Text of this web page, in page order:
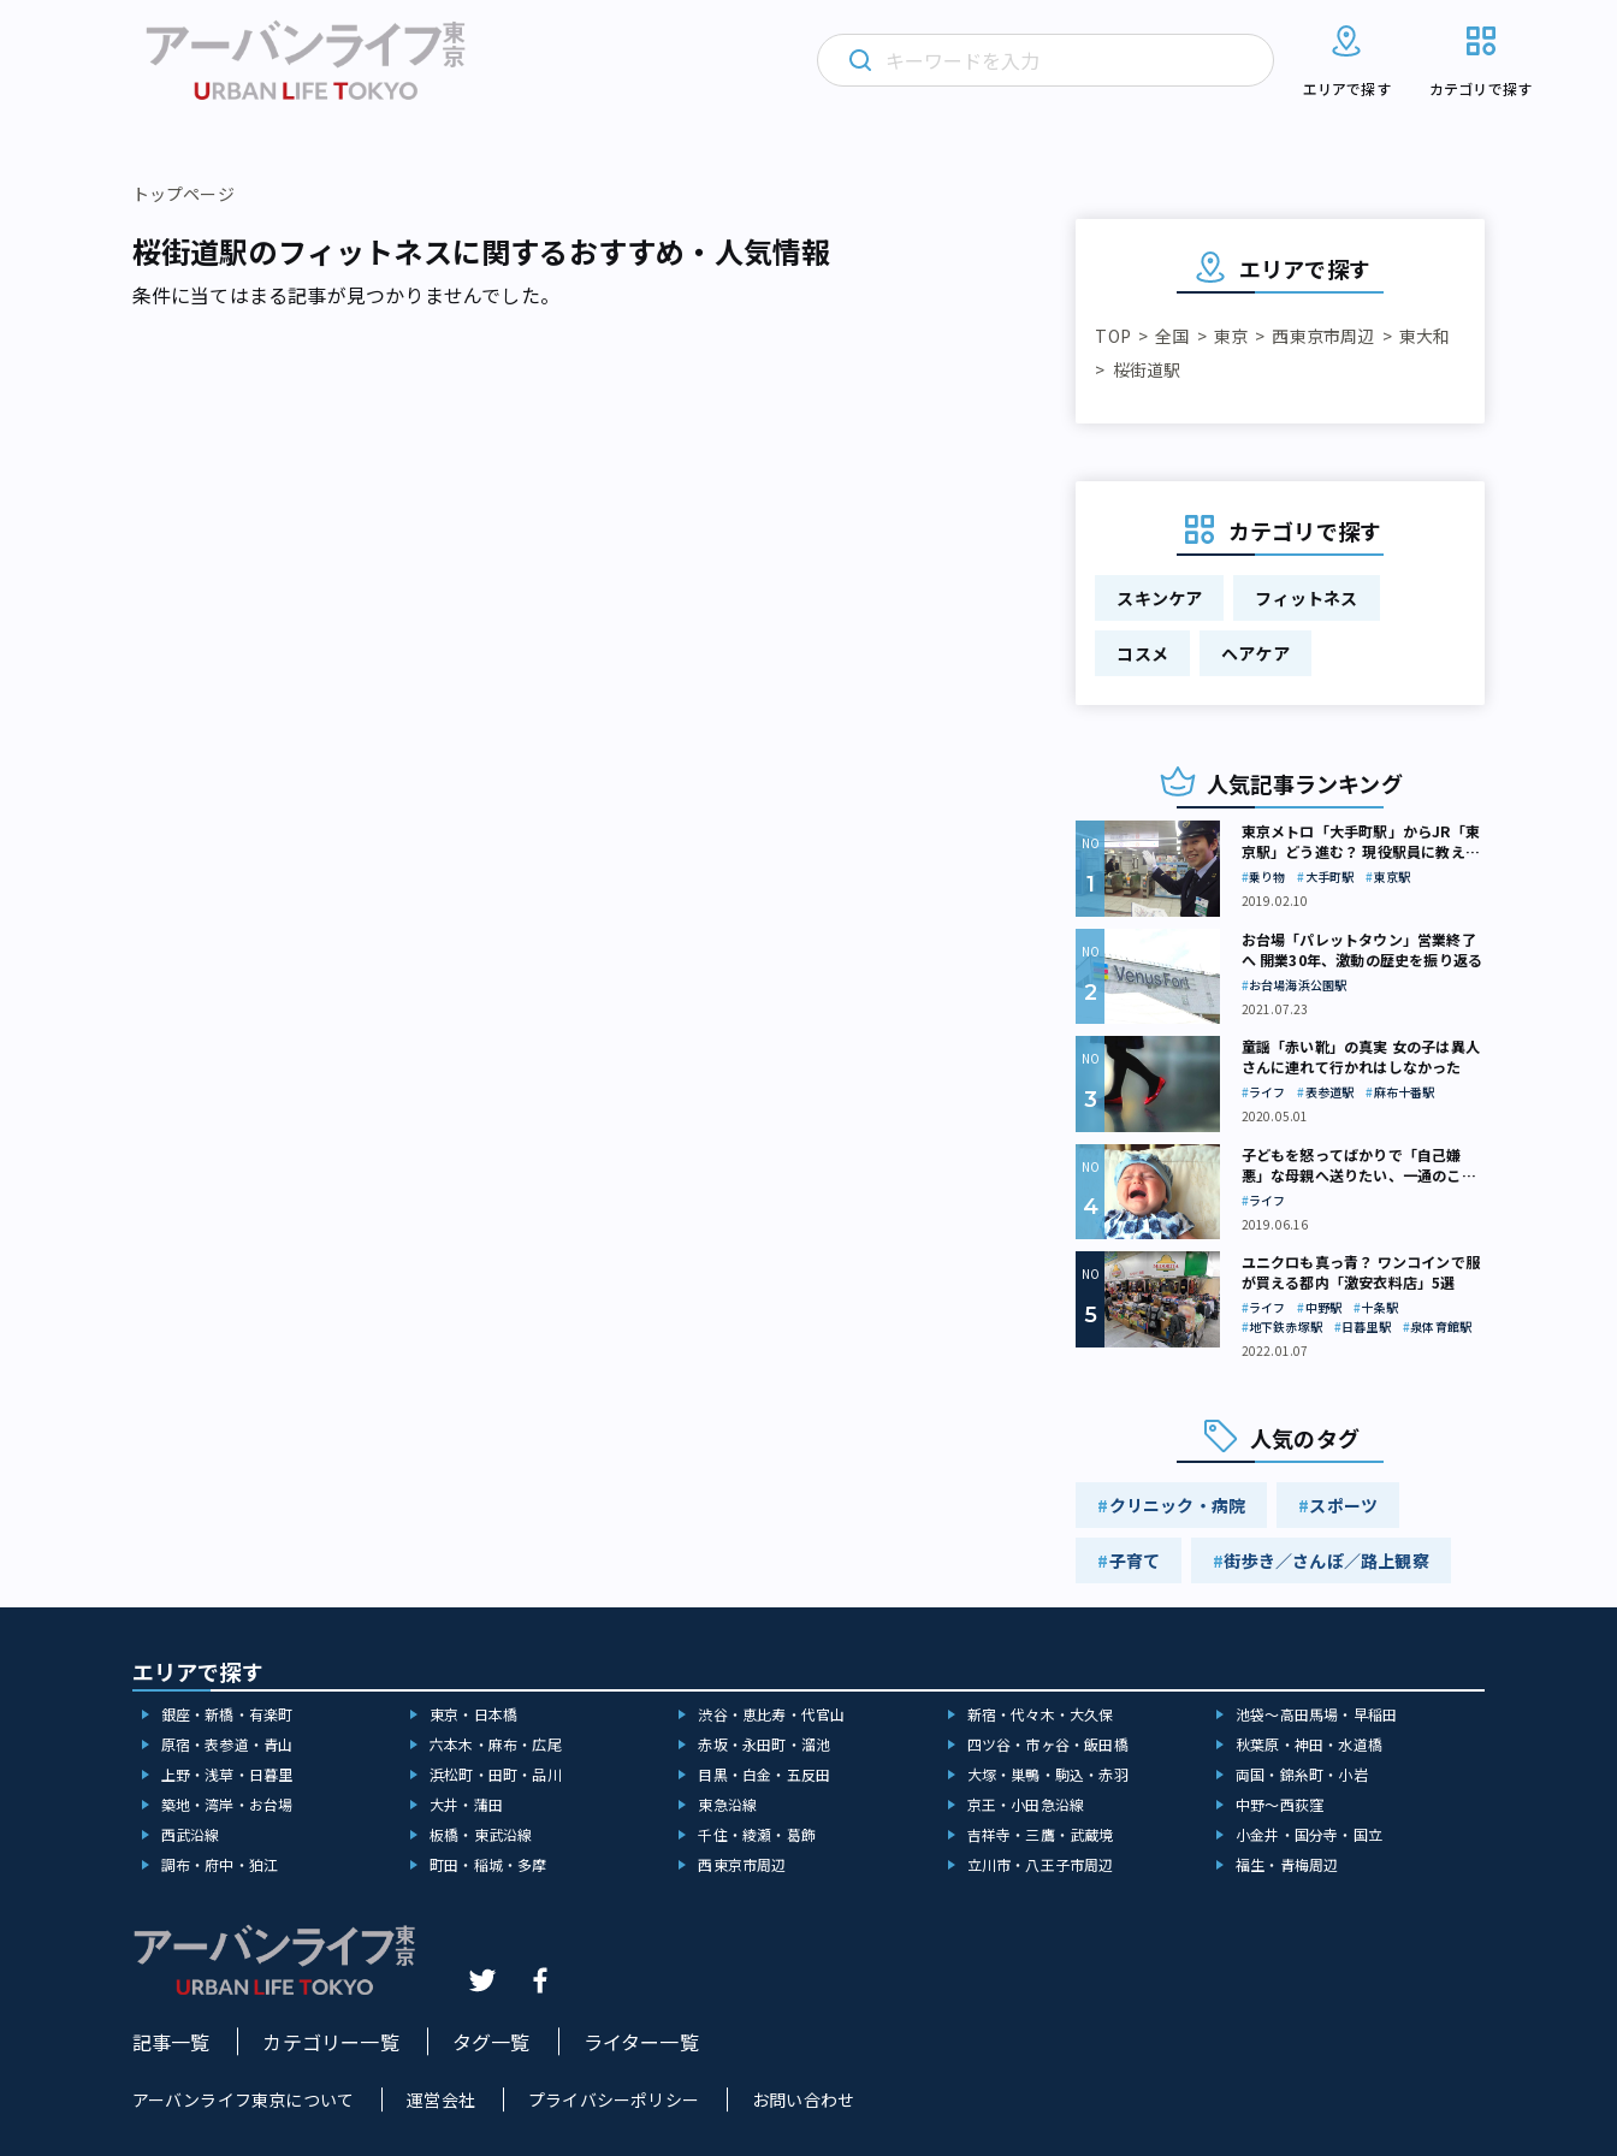
エリアで探す カテゴリで探す
トップページ
桜街道駅のフィットネスに関するおすすめ・人気情報
条件に当てはまる記事が見つかりませんでした。
エリアで探す
TOP 全国 東京 西東京市周辺
東大和
桜街道駅
カテゴリで探す
スキンケア フィットネス
コスメ ヘアケア
人気記事ランキング
東京メトロ「大手町駅」からJR「東
京駅」どう進む？ 現役駅員に教えて
もらいました
乗り物 大手町駅
東京駅
2019.02.10
お台場「パレットタウン」営業終了
へ 開業30年、激動の歴史を振り返る
お台場海浜公園駅
2021.07.23
童謡「赤い靴」の真実 女の子は異人
さんに連れて行かれはしなかった
ライフ 表参道駅
麻布十番駅
2020.05.01
子どもを怒ってばかりで「自己嫌
悪」な母親へ送りたい、一通のここ
ろの処方箋
ライフ
2019.06.16
ユニクロも真っ青？ ワンコインで服
が買える都内「激安衣料店」5選
ライフ 中野駅
十条駅
地下鉄赤塚駅
日暮里駅
泉体育館駅
2022.01.07
人気のタグ
クリニック・病院 スポーツ
子育て 街歩き／さんぽ／路上観察
エリアで探す
銀座・新橋・有楽町 東京・日本橋 渋谷・恵比寿・代官山 新宿・代々木・大久保
池袋～高田馬場・早稲田
原宿・表参道・青山
六本木・麻布・広尾 赤坂・永田町・溜池 四ツ谷・市ヶ谷・飯田橋
秋葉原・神田・水道橋
上野・浅草・日暮里
浜松町・田町・品川 目黒・白金・五反田 大塚・巣鴨・駒込・赤羽
両国・錦糸町・小岩
築地・湾岸・お台場
大井・蒲田 東急沿線 京王・小田急沿線
中野～西荻窪
西武沿線
板橋・東武沿線 千住・綾瀬・葛飾 吉祥寺・三鷹・武蔵境
小金井・国分寺・国立
調布・府中・狛江
町田・稲城・多摩 西東京市周辺 立川市・八王子市周辺 福生・青梅周辺
記事一覧 カテゴリー一覧 タグ一覧 ライター一覧
アーバンライフ東京について 運営会社 プライバシーポリシー お問い合わせ